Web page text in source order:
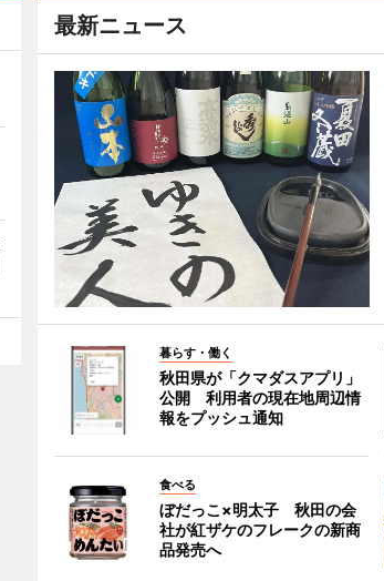
最新ニュース
暮らす・働く
秋田県が「クマダスアプリ」
公開 利用者の現在地周辺情
報をプッシュ通知
食べる
ぼだっこ×明太子 秋田の会
社が紅ザケのフレークの新商
品発売へ